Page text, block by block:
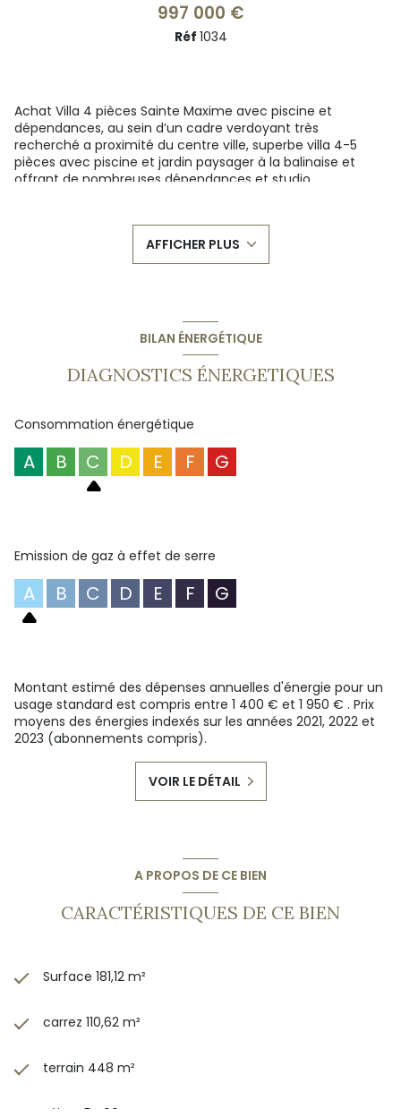
997 000 €
Réf 1034
Achat Villa 4 pièces Sainte Maxime avec piscine et
dépendances, au sein d’un cadre verdoyant très
recherché a proximité du centre ville, superbe villa 4-5
pièces avec piscine et jardin paysager à la balinaise et
offrant de nombreuses dépendances et studio
cheminée suspendue, 1 cuisine US équipée ouvrant sur les
terrasses, la cuisine d'été Véranda de 23.45m² et le coin
détente piscine, 1 chambre parentale avec salle de bains
Un studio indépendant/communiquant de 19.27m² avec
salle de sport et sauna de 25.73m², 2 abris voiture, portail
automatique.
AFFICHER PLUS
BILAN ÉNERGÉTIQUE
DIAGNOSTICS ÉNERGETIQUES
Consommation énergétique
A B C D E F G
Emission de gaz à effet de serre
A B C D E F G
Montant estimé des dépenses annuelles d'énergie pour un
usage standard est compris entre 1 400 € et 1 950 € . Prix
moyens des énergies indexés sur les années 2021, 2022 et
2023 (abonnements compris).
VOIR LE DÉTAIL
A PROPOS DE CE BIEN
CARACTÉRISTIQUES DE CE BIEN
Surface 181,12 m²
carrez 110,62 m²
terrain 448 m²
séjour 54,90 m²